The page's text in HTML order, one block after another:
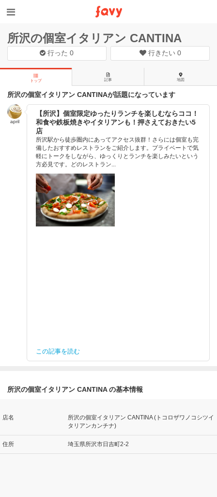
所沢の個室イタリアン CANTINA
行った0 行きたい 0
トップ 記事 地図
所沢の個室イタリアン CANTINAが話題になっています
april
【所沢】個室限定ゆったりランチを楽しむならココ！
和食や鉄板焼きやイタリアンも！押さえておきたい5
店
所沢駅から徒歩圏内にあってアクセス抜群！さらには個室も完
備したおすすめレストランをご紹介します。プライベートで気
軽にトークをしながら、ゆっくりとランチを楽しみたいという
方必見です。どのレストラン...
この記事を読む
所沢の個室イタリアン CANTINA の基本情報
店名
所沢の個室イタリアン CANTINA (トコロザワノコシツイ
タリアンカンチナ)
住所 埼玉県所沢市日吉町2-2